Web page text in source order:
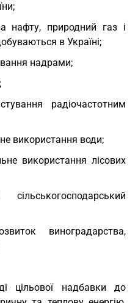
нафту, природний газ і
в Україні;
надрами;
радіочастотним
використання води;
використання лісових
виноградарства,
цільової надбавки до